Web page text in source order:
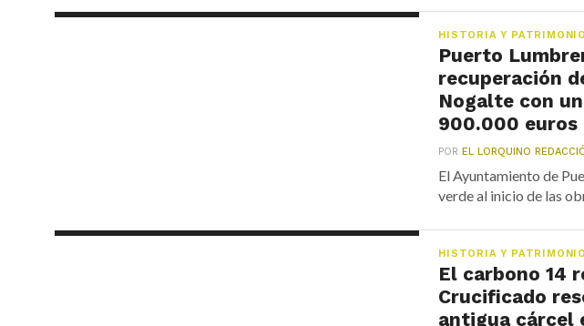
HISTORIA Y PATRIMONIO
Puerto
recuperación
Nogalte con
900.000 euros
POR EL LORQUINO
El Ayuntamiento de
verde al inicio de las
HISTORIA Y PATRIMONIO
El carbono 14
Crucificado
antigua cárcel